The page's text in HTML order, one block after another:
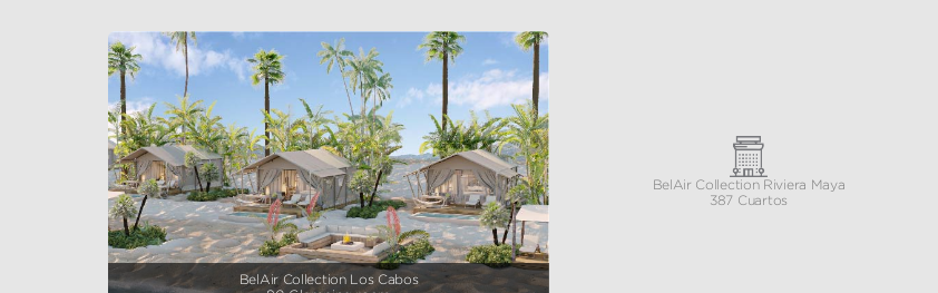
BelAir Collection Los Cabos
BelAir Collection Riviera Maya
387 Cuartos